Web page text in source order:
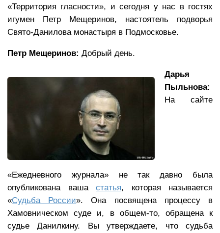
«Территория гласности», и сегодня у нас в гостях
игумен Петр Мещеринов, настоятель подворья
Свято-Данилова монастыря в Подмосковье.
Петр Мещеринов: Добрый день.
Дарья
Пыльнова:
На сайте
«Ежедневного журнала» не так давно была
опубликована ваша статья, которая называется
«Судьба России». Она посвящена процессу в
Хамовническом суде и, в общем-то, обращена к
судье Данилкину. Вы утверждаете, что судьба